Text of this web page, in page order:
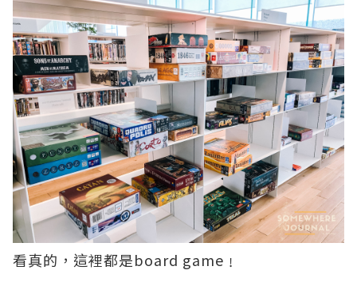
看真的，這裡都是board game﹗